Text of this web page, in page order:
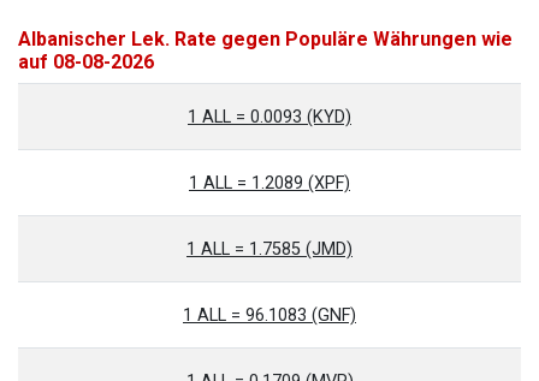
Albanischer Lek. Rate gegen Populäre Währungen wie
auf 08-08-2026
1 ALL = 0.0093 (KYD)
1 ALL = 1.2089 (XPF)
1 ALL = 1.7585 (JMD)
1 ALL = 96.1083 (GNF)